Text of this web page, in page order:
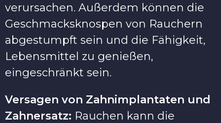
verursachen. Außerdem können die
Geschmacksknospen von Rauchern
abgestumpft sein und die Fähigkeit,
Lebensmittel zu genießen,
eingeschränkt sein.
Versagen von Zahnimplantaten und
Zahnersatz: Rauchen kann die